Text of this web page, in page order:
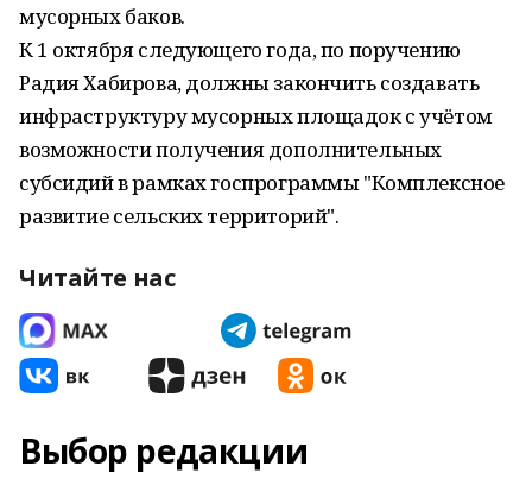
мусорных баков.
К 1 октября следующего года, по поручению
Радия Хабирова, должны закончить создавать
инфраструктуру мусорных площадок с учётом
возможности получения дополнительных
субсидий в рамках госпрограммы "Комплексное
развитие сельских территорий".
Читайте нас
Выбор редакции